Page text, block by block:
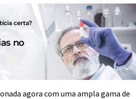
certa?
no
agora com uma ampla gama de